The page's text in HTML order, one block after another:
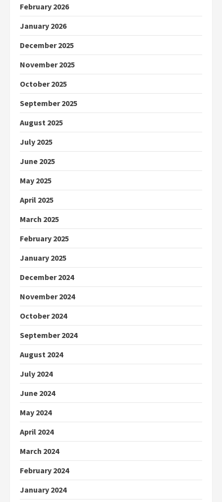
February 2026
January 2026
December 2025
November 2025
October 2025
September 2025
August 2025
July 2025
June 2025
May 2025
April 2025
March 2025
February 2025
January 2025
December 2024
November 2024
October 2024
September 2024
August 2024
July 2024
June 2024
May 2024
April 2024
March 2024
February 2024
January 2024